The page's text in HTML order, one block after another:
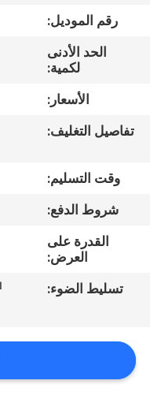
مراقبة
اتصل
أخبار
القضايا
اطلب
أسعار
رقم الموديل:
الحد الأدنى
لكمية:
الأسعار:
تفاصيل التغليف:
وقت التسليم:
شروط الدفع:
القدرة على
العرض:
تسليط الضوء: